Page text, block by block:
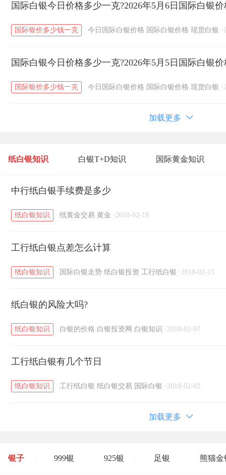
国际白银今日价格多少一克?2026年5月6日国际白银
国际银价多少钱一克 今日国际白银价格 国际白银价格 现货白银 ·
国际白银今日价格多少一克?2026年5月5日国际白银
国际银价多少钱一克 今日国际白银价格 国际白银价格 现货白银 ·
加载更多
纸白银知识 白银T+D知识 国际黄金知识
黄金T+D知识 / 粤贵银知识
中行纸白银手续费是多少
纸白银知识 纸黄金交易 黄金 · 2018-02-19
工行纸白银点差怎么计算
纸白银知识 国际白银走势 纸白银投资 工行纸白银 · 2018-02-15
纸白银的风险大吗?
纸白银知识 白银的价格 白银投资网 白银知识 · 2018-02-07
工行纸白银有几个节日
纸白银知识 工行纸白银 纸白银交易 国际白银 · 2018-02-02
加载更多
银子 999银 925银 足银 熊猫金